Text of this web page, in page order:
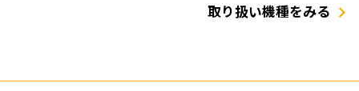
取り扱い機種をみる